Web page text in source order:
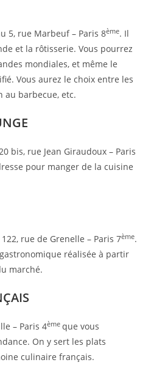
5, rue Marbeuf – Paris 8ème. Il
et la rôtisserie. Vous pourrez
mondiales, et même le
Vous aurez le choix entre les
au barbecue, etc.
bis, rue Jean Giraudoux – Paris
pour manger de la cuisine
rue de Grenelle – Paris 7ème.
réalisée à partir
marché.
– Paris 4ème que vous
On y sert les plats
culinaire français.